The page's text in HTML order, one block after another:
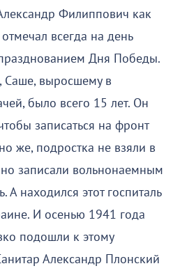
Филиппович как
всегда на день
Дня Победы.
Саше, выросшему в
было всего 15 лет. Он
записаться на фронт
же, подростка не взяли в
записали вольнонаемным
А находился этот госпиталь
И осенью 1941 года
подошли к этому
Александр Плонский